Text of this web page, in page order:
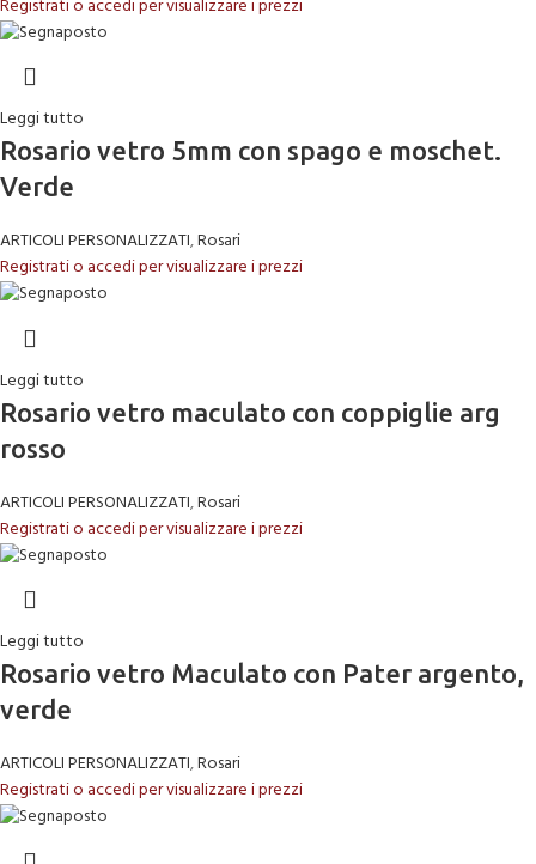
Registrati o accedi per visualizzare i prezzi
Leggi tutto
Rosario vetro 5mm con spago e moschet.
Verde
ARTICOLI PERSONALIZZATI,Rosari
Registrati o accedi per visualizzare i prezzi
Leggi tutto
Rosario vetro maculato con coppiglie arg
rosso
ARTICOLI PERSONALIZZATI,Rosari
Registrati o accedi per visualizzare i prezzi
Leggi tutto
Rosario vetro Maculato con Pater argento,
verde
ARTICOLI PERSONALIZZATI,Rosari
Registrati o accedi per visualizzare i prezzi